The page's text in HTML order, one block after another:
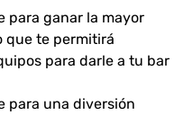
para ganar la mayor
que te permitirá
para darle a tu bar
para una diversión